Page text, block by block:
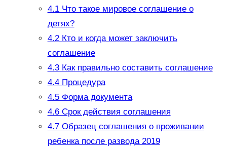
4.1Что такое мировое соглашение о
детях?
4.2Кто и когда может заключить
соглашение
4.3Как правильно составить соглашение
4.4Процедура
4.5Форма документа
4.6Срок действия соглашения
4.7Образец соглашения о проживании
ребенка после развода 2019